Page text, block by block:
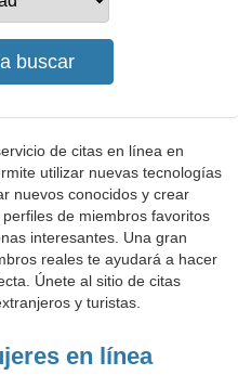
de citas en línea en
utilizar nuevas tecnologías
nuevos conocidos y crear
de miembros favoritos
interesantes. Una gran
reales te ayudará a hacer
Únete al sitio de citas
y turistas.
en línea